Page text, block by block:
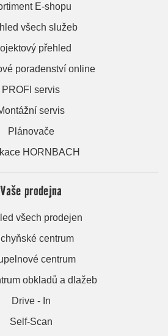
E-shopu
všech služeb
přehled
poradenství online
PROFI servis
servis
Plánovače
HORNBACH
Vaše prodejna
všech prodejen
centrum
centrum
obkladů a dlažeb
Drive - In
Self-Scan